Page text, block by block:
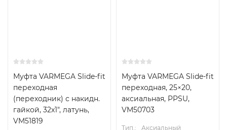
Муфта VARMEGA Slide-fit
переходная
(переходник) с накидн.
гайкой, 32х1", латунь,
VM51819
Муфта VARMEGA Slide-fit
переходная, 25×20,
аксиальная, PPSU,
VM50703
Тип.:
Аксиальный